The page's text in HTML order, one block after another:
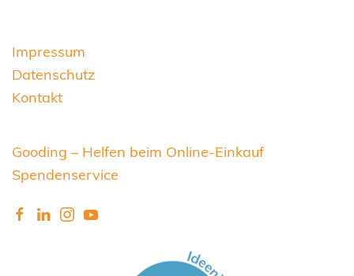
Impressum
Datenschutz
Kontakt
Gooding – Helfen beim Online-Einkauf
Spendenservice